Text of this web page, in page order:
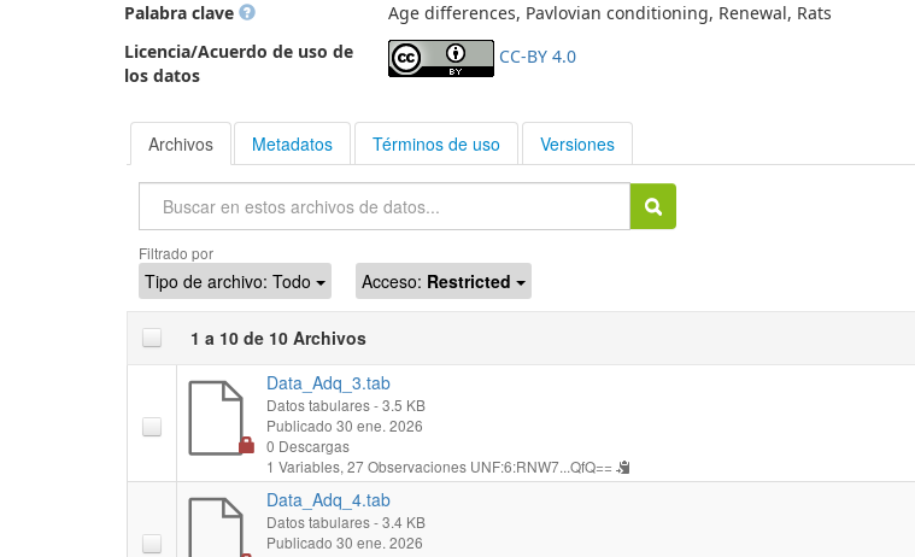
Palabra clave
Age differences, Pavlovian conditioning, Renewal, Rats
Licencia/Acuerdo de uso de
los datos
CC-BY 4.0
Archivos Metadatos Términos de uso Versiones
Filtrado por
Tipo de archivo: Todo Acceso: Restricted
1 a 10 de 10 Archivos
Data_Adq_3.tab
Datos tabulares- 3.5 KB
Publicado 30 ene. 2026
0 Descargas
1 Variables, 27 Observaciones UNF:6:RNW7...QfQ==
Data_Adq_4.tab
Datos tabulares- 3.4 KB
Publicado 30 ene. 2026